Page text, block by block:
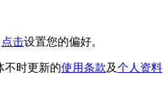
点击设置您的偏好。
不时更新的使用条款及个人资料